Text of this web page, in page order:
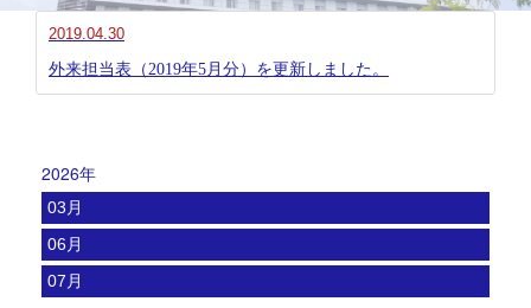
2019.04.30
外来担当表（2019年5月分）を更新しました。
2026年
03月
06月
07月